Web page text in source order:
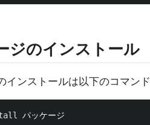
ジのインストール
インストールは以下のコマンド